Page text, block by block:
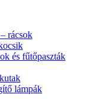
rácsok
és fűtőpaszták
lámpák